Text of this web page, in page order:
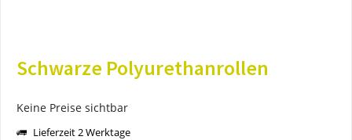
Schwarze Polyurethanrollen
Keine Preise sichtbar
Lieferzeit 2 Werktage